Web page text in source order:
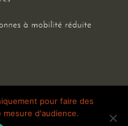
réservés | Mentions légales
pour faire des
d'audience.